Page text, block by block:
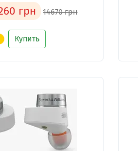
грн 14670 грн
Купить